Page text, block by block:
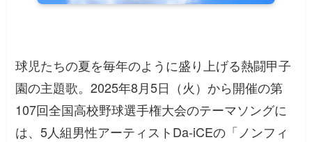
球児たちの夏を毎年のように盛り上げる熱闘甲子
園の主題歌。2025年8月5日（火）から開催の第
107回全国高校野球選手権大会のテーマソングに
は、5人組男性アーティストDa-iCEの「ノンフィ